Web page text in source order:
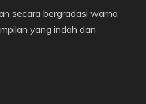
secara bergradasi warna
yang indah dan